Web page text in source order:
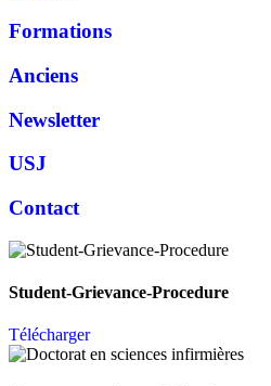
Formations
Anciens
Newsletter
USJ
Contact
Student-Grievance-Procedure
Télécharger